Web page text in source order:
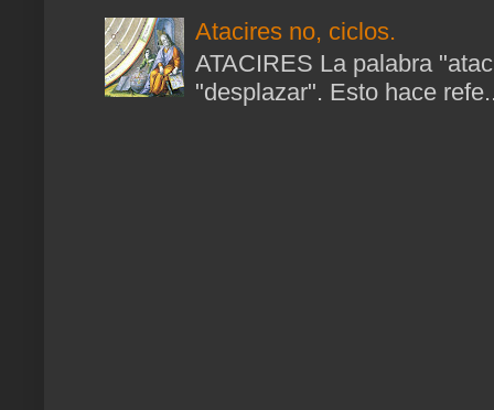
Atacires no, ciclos.
ATACIRES La palabra
"desplazar". Esto hace